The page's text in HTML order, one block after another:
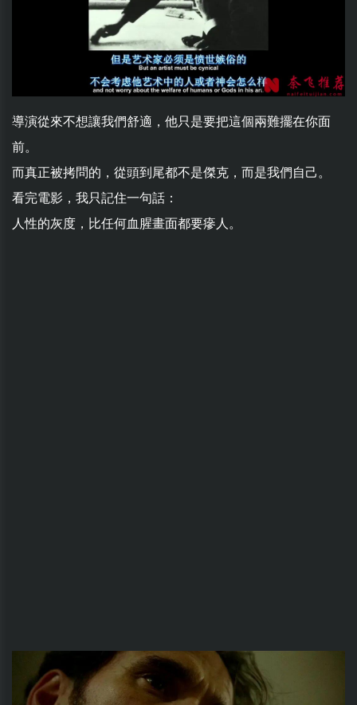
導演從來不想讓我們舒適，他只是要把這個兩難擺在你面
前。
而真正被拷問的，從頭到尾都不是傑克，而是我們自己。
看完電影，我只記住一句話：
人性的灰度，比任何血腥畫面都要瘮人。